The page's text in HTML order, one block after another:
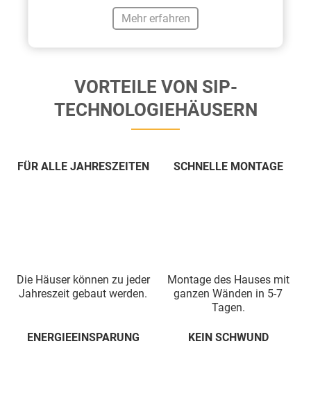
Mehr erfahren
VORTEILE VON SIP-
TECHNOLOGIEHÄUSERN
FÜR ALLE JAHRESZEITEN
Die Häuser können zu jeder
Jahreszeit gebaut werden.
SCHNELLE MONTAGE
Montage des Hauses mit
ganzen Wänden in 5-7
Tagen.
ENERGIEEINSPARUNG KEIN SCHWUND